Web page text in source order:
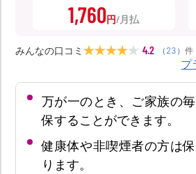
1,760円
みんなの口コミ 4.2 （ 23 ） 件
プ
万が一のとき、ご家族の
保することができます。
健康体や非喫煙者の方は
ります。